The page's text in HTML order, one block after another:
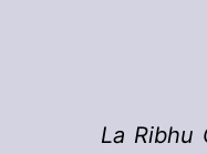
La Ribhu